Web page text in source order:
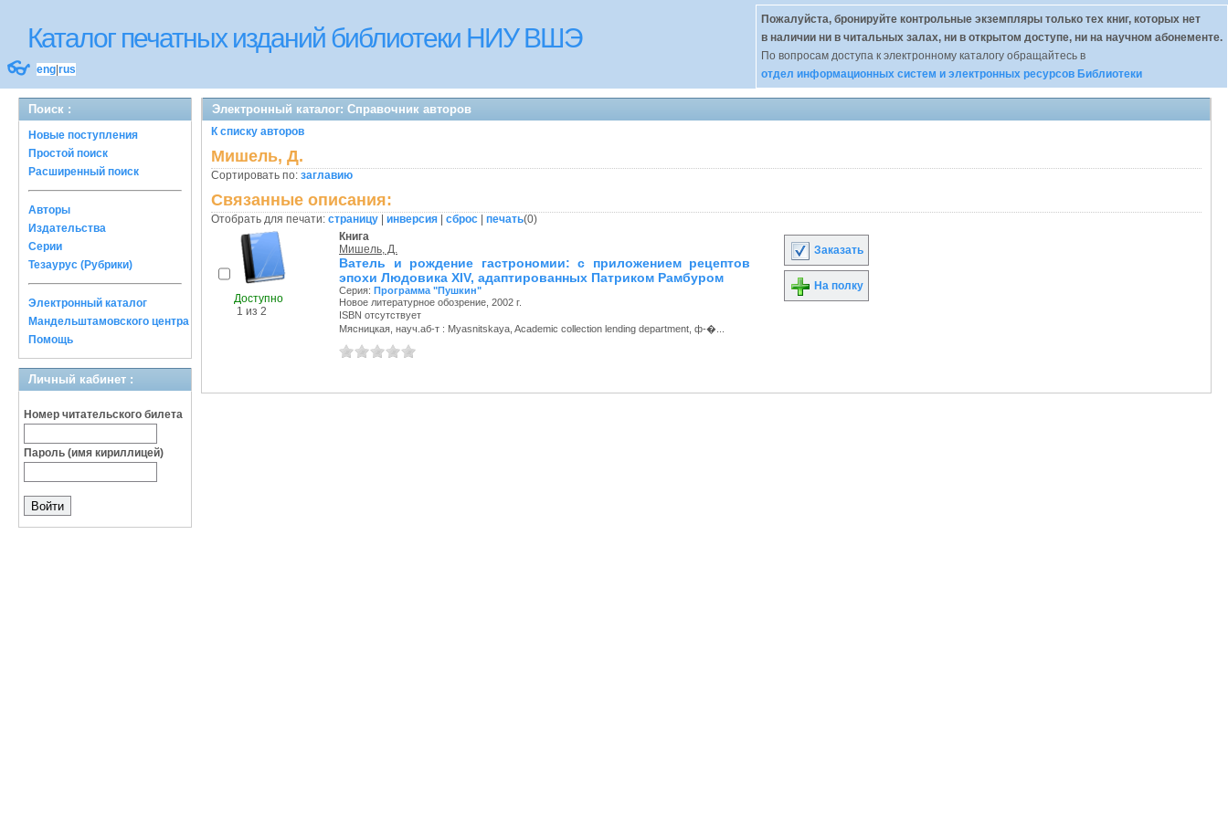
Каталог печатных изданий библиотеки НИУ ВШЭ
👓 eng rus
Пожалуйста, бронируйте контрольные экземпляры только тех книг, которых нет
в наличии ни в читальных залах, ни в открытом доступе, ни на научном абонементе.
По вопросам доступа к электронному каталогу обращайтесь в
отдел информационных систем и электронных ресурсов Библиотеки
Поиск :
Новые поступления
Простой поиск
Расширенный поиск
Авторы
Издательства
Серии
Тезаурус (Рубрики)
Электронный каталог
Мандельштамовского центра
Помощь
Личный кабинет :
Номер читательского билета
Пароль (имя кириллицей)
Электронный каталог: Справочник авторов
К списку авторов
Мишель, Д.
Сортировать по: заглавию
Связанные описания:
Отобрать для печати: страницу инверсия сброс печать(0)
Доступно
1 из 2
Книга
Мишель, Д.
Ватель и рождение гастрономии: с приложением рецептов
эпохи Людовика XIV, адаптированных Патриком Рамбуром
Серия: Программа "Пушкин"
Новое литературное обозрение, 2002 г.
ISBN отсутствует
Мясницкая, науч.аб-т : Myasnitskaya, Academic collection lending department, ф-�...
Заказать
На полку